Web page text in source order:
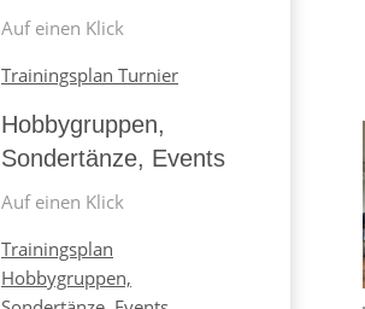
Auf einen Klick
Trainingsplan Turnier
Hobbygruppen,
Sondertänze, Events
Auf einen Klick
Trainingsplan
Hobbygruppen,